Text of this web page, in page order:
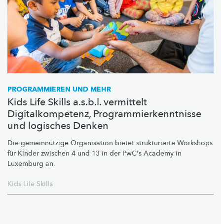
PROGRAMMIEREN UND MEHR
Kids Life Skills a.s.b.l. vermittelt
Digitalkompetenz, Programmierkenntnisse
und logisches Denken
Die gemeinnützige Organisation bietet strukturierte Workshops
für Kinder zwischen 4 und 13 in der PwC's Academy in
Luxemburg an.
Kids Life Skills